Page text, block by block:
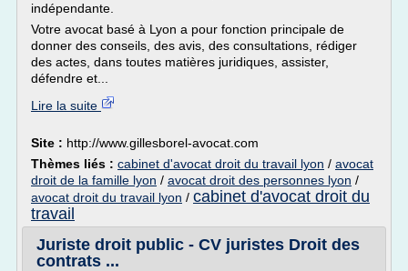
indépendante.
Votre avocat basé à Lyon a pour fonction principale de
donner des conseils, des avis, des consultations, rédiger
des actes, dans toutes matières juridiques, assister,
défendre et...
Lire la suite
Site : http://www.gillesborel-avocat.com
Thèmes liés : cabinet d'avocat droit du travail lyon / avocat
droit de la famille lyon / avocat droit des personnes lyon /
avocat droit du travail lyon / cabinet d'avocat droit du
travail
Juriste droit public - CV juristes Droit des
contrats ...